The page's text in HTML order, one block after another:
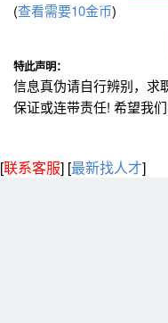
(查看需要10金币)
特此声明：
信息真伪请自行辨别，求
保证或连带责任! 希望我
[联系客服] [最新找人才]